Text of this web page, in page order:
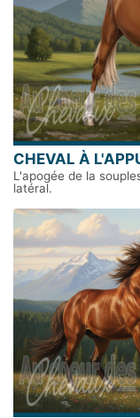
CHEVAL À
L'apogée de la
latéral.